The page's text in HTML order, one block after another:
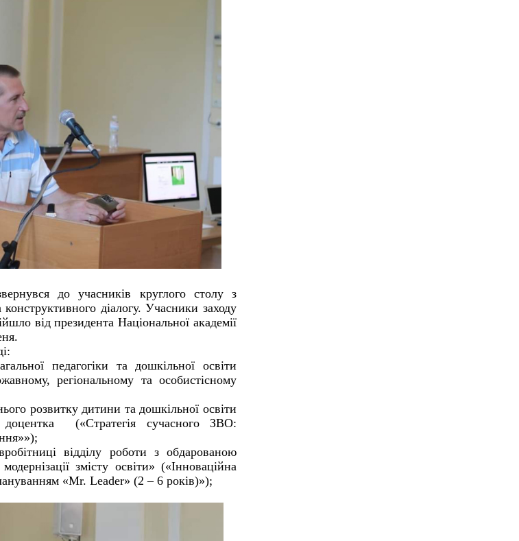
до учасників круглого столу з
діалогу. Учасники заходу
від президента Національної академії
педагогіки та дошкільної освіти
регіональному та особистісному
розвитку дитини та дошкільної освіти
(«Стратегія сучасного ЗВО:
відділу роботи з обдарованою
змісту освіти» («Інноваційна
«Mr. Leader» (2 – 6 років)»);